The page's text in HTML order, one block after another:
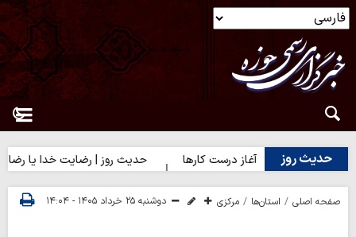
حدیث روز
حدیث روز | آغاز درست کارها حدیث روز | رضایت خدا یا رضایت
صفحه اصلی استان‌ها مرکزی دوشنبه ۲۵ خرداد ۱۴۰۵ - ۱۴:۰۴